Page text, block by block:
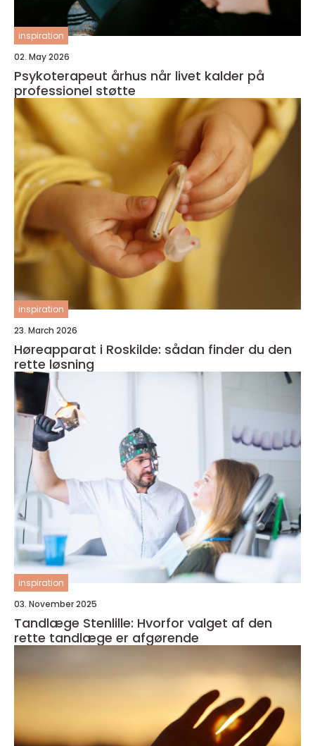
inspiration
02. May 2026
Psykoterapeut århus når livet kalder på
professionel støtte
inspiration
23. March 2026
Høreapparat i Roskilde: sådan finder du den
rette løsning
inspiration
03. November 2025
Tandlæge Stenlille: Hvorfor valget af den
rette tandlæge er afgørende